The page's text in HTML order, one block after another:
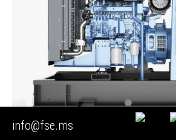
info@fse.ms